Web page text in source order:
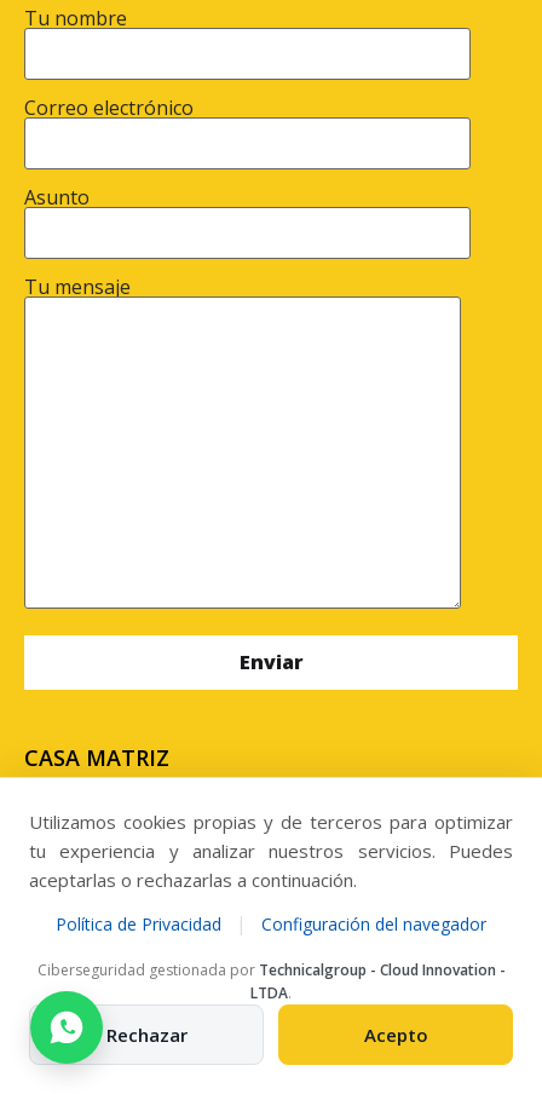
Tu nombre
Correo electrónico
Asunto
Tu mensaje
CASA MATRIZ
N° 302, Antofagasta. Chile
SUCURSAL
Panamericana Norte 3604, Kilometro 813,
Megacentro, Copiapó. Chile.
Llamanos al
Telefono: +56 957284303
Utilizamos cookies propias y de terceros para optimizar
tu experiencia y analizar nuestros servicios. Puedes
aceptarlas o rechazarlas a continuación.
Política de Privacidad | Configuración del navegador
Ciberseguridad gestionada por Technicalgroup - Cloud Innovation -
LTDA.
Rechazar Acepto